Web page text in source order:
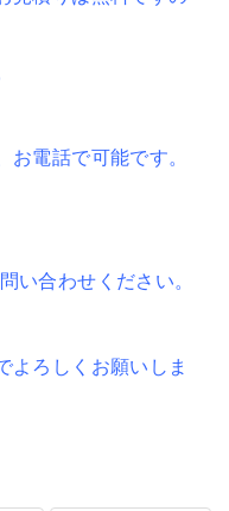
お電話で可能です。
い合わせください。
よろしくお願いしま